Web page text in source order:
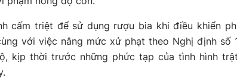
cấm triệt để sử dụng rượu bia khi điều khiển
với việc nâng mức xử phạt theo Nghị định số
kịp thời trước những phức tạp của tình hình